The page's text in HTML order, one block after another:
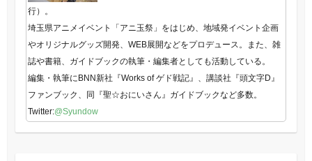
行）。
埼玉県アニメイベント「アニ玉祭」をはじめ、地域発イベント企画
やオリジナルグッズ開発、WEB展開などをプロデュース。また、雑
誌や書籍、ガイドブックの執筆・編集者としても活動している。
編集・執筆にBNN新社『Works of ゲド戦記』、講談社『頭文字D』
ファンブック、同『聖☆おにいさん』ガイドブックなど多数。
Twitter:@Syundow